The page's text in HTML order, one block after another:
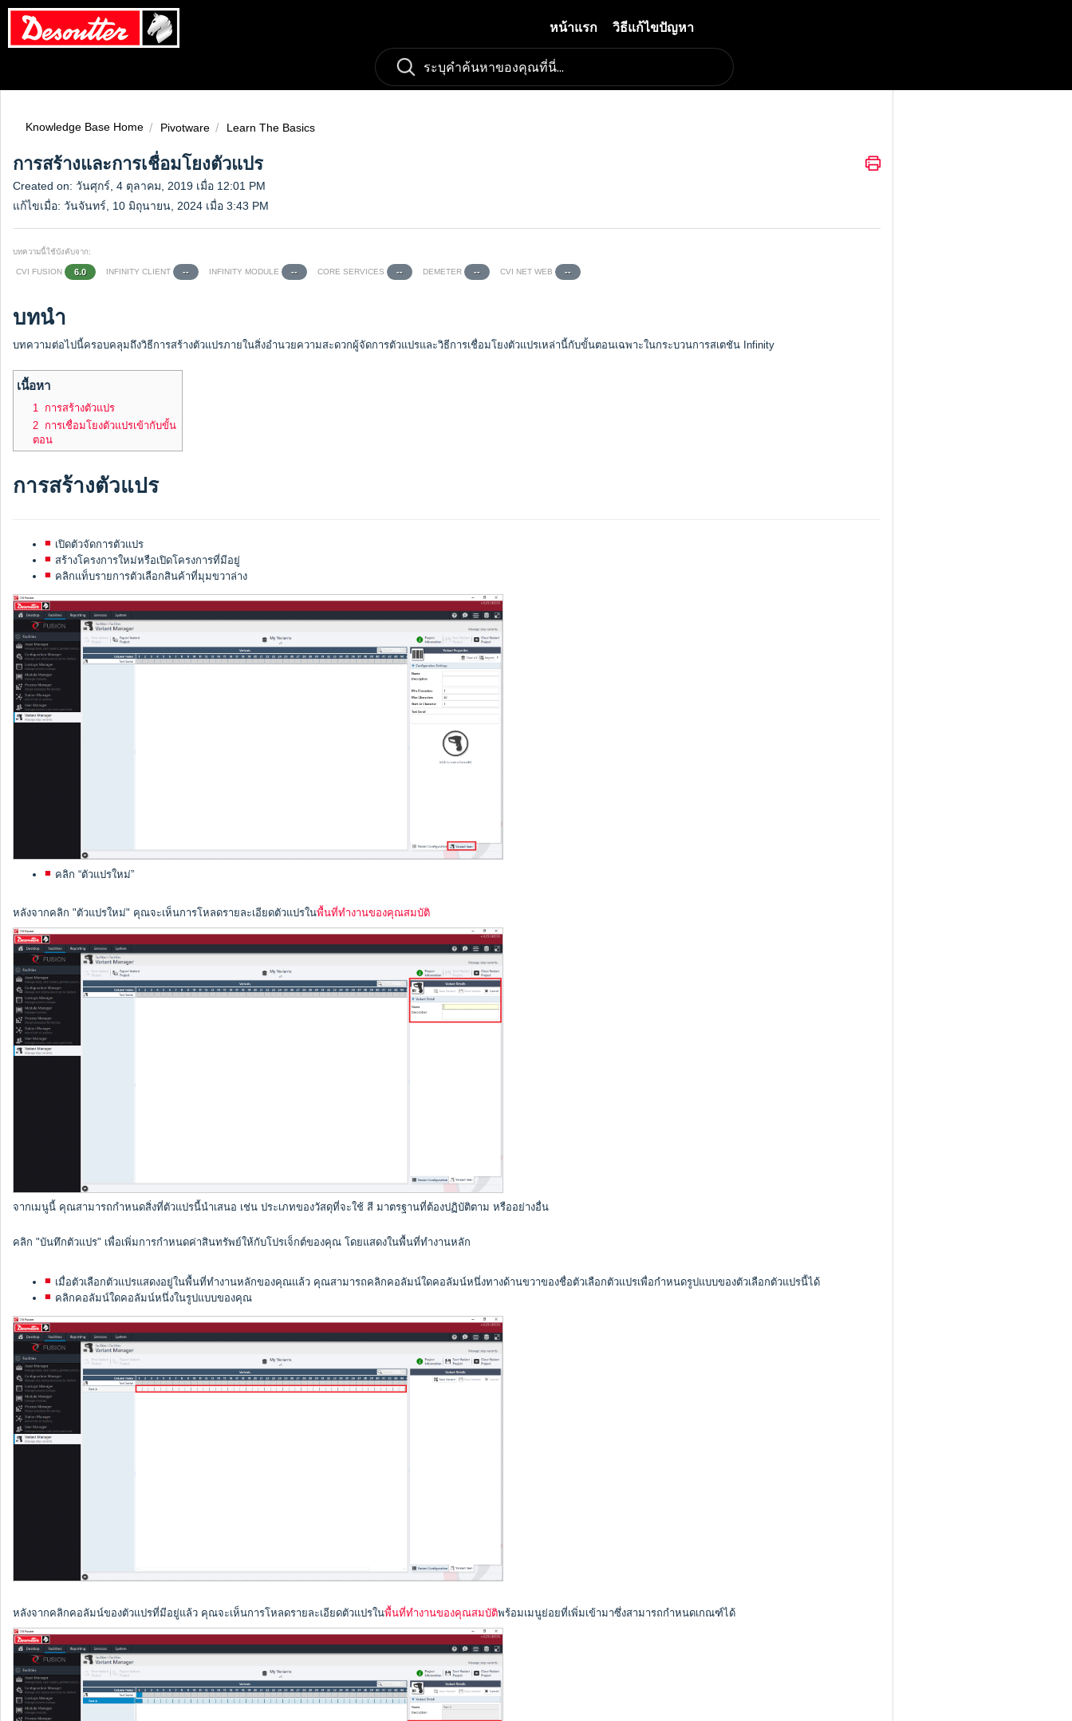
หน้าแรก วิธีแก้ไขปัญหา
Knowledge Base Home Pivotware Learn The Basics
การสร้างและการเชื่อมโยงตัวแปร
Created on: วันศุกร์, 4 ตุลาคม, 2019 เมื่อ 12:01 PM
แก้ไขเมื่อ: วันจันทร์, 10 มิถุนายน, 2024 เมื่อ 3:43 PM
บทความนี้ใช้บังคับจาก:
CVI FUSION 6.0 INFINITY CLIENT -- INFINITY MODULE -- CORE SERVICES -- DEMETER -- CVI NET WEB --
บทนำ
บทความต่อไปนี้ครอบคลุมถึงวิธีการสร้างตัวแปรภายในสิ่งอำนวยความสะดวกผู้จัดการตัวแปรและวิธีการเชื่อมโยงตัวแปรเหล่านี้กับขั้นตอนเฉพาะในกระบวนการสเตชัน Infinity
เนื้อหา
1 การสร้างตัวแปร
2 การเชื่อมโยงตัวแปรเข้ากับขั้น
ตอน
การสร้างตัวแปร
เปิดตัวจัดการตัวแปร
สร้างโครงการใหม่หรือเปิดโครงการที่มีอยู่
คลิกแท็บรายการตัวเลือกสินค้าที่มุมขวาล่าง
คลิก “ตัวแปรใหม่”
หลังจากคลิก "ตัวแปรใหม่" คุณจะเห็นการโหลดรายละเอียดตัวแปรในพื้นที่ทำงานของคุณสมบัติ
จากเมนูนี้ คุณสามารถกำหนดสิ่งที่ตัวแปรนี้นำเสนอ เช่น ประเภทของวัสดุที่จะใช้ สี มาตรฐานที่ต้องปฏิบัติตาม หรืออย่างอื่น
คลิก "บันทึกตัวแปร" เพื่อเพิ่มการกำหนดค่าสินทรัพย์ให้กับโปรเจ็กต์ของคุณ โดยแสดงในพื้นที่ทำงานหลัก
เมื่อตัวเลือกตัวแปรแสดงอยู่ในพื้นที่ทำงานหลักของคุณแล้ว คุณสามารถคลิกคอลัมน์ใดคอลัมน์หนึ่งทางด้านขวาของชื่อตัวเลือกตัวแปรเพื่อกำหนดรูปแบบของตัวเลือกตัวแปรนี้ได้
คลิกคอลัมน์ใดคอลัมน์หนึ่งในรูปแบบของคุณ
หลังจากคลิกคอลัมน์ของตัวแปรที่มีอยู่แล้ว คุณจะเห็นการโหลดรายละเอียดตัวแปรในพื้นที่ทำงานของคุณสมบัติพร้อมเมนูย่อยที่เพิ่มเข้ามาซึ่งสามารถกำหนดเกณฑ์ได้